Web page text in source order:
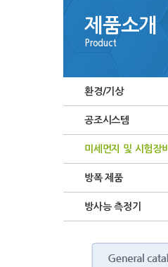
제품소개
Product
환경/기상
공조시스템
미세먼지 및 시험장비
방폭 제품
방사능 측정기